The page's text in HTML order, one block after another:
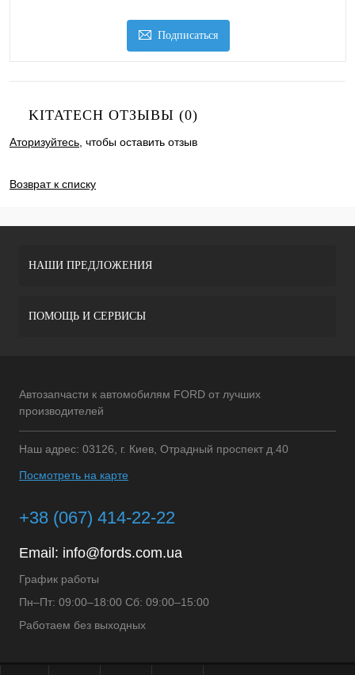
Подписаться
KITATECH ОТЗЫВЫ (0)
Аторизуйтесь , чтобы оставить отзыв
Возврат к списку
НАШИ ПРЕДЛОЖЕНИЯ
ПОМОЩЬ И СЕРВИСЫ
Автозапчасти к автомобилям FORD от лучших
производителей
Наш адрес: 03126, г. Киев, Отрадный проспект д.40
Посмотреть на карте
+38 (067) 414-22-22
Email: info@fords.com.ua
График работы
Пн–Пт: 09:00–18:00 Сб: 09:00–15:00
Работаем без выходных